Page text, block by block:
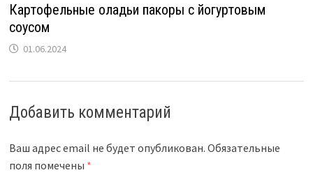
Картофельные оладьи пакоры с йогуртовым
соусом
01.06.2024
Добавить комментарий
Ваш адрес email не будет опубликован. Обязательные
поля помечены *